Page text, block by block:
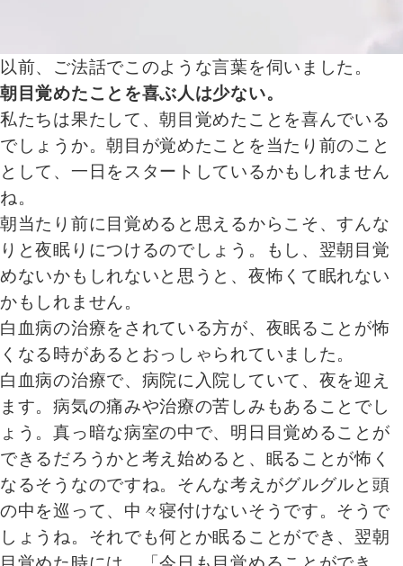
以前、ご法話でこのような言葉を伺いました。
朝目覚めたことを喜ぶ人は少ない。
私たちは果たして、朝目覚めたことを喜んでいる
でしょうか。朝目が覚めたことを当たり前のこと
として、一日をスタートしているかもしれません
ね。
朝当たり前に目覚めると思えるからこそ、すんな
りと夜眠りにつけるのでしょう。もし、翌朝目覚
めないかもしれないと思うと、夜怖くて眠れない
かもしれません。
白血病の治療をされている方が、夜眠ることが怖
くなる時があるとおっしゃられていました。
白血病の治療で、病院に入院していて、夜を迎え
ます。病気の痛みや治療の苦しみもあることでし
ょう。真っ暗な病室の中で、明日目覚めることが
できるだろうかと考え始めると、眠ることが怖く
なるそうなのですね。そんな考えがグルグルと頭
の中を巡って、中々寝付けないそうです。そうで
しょうね。それでも何とか眠ることができ、翌朝